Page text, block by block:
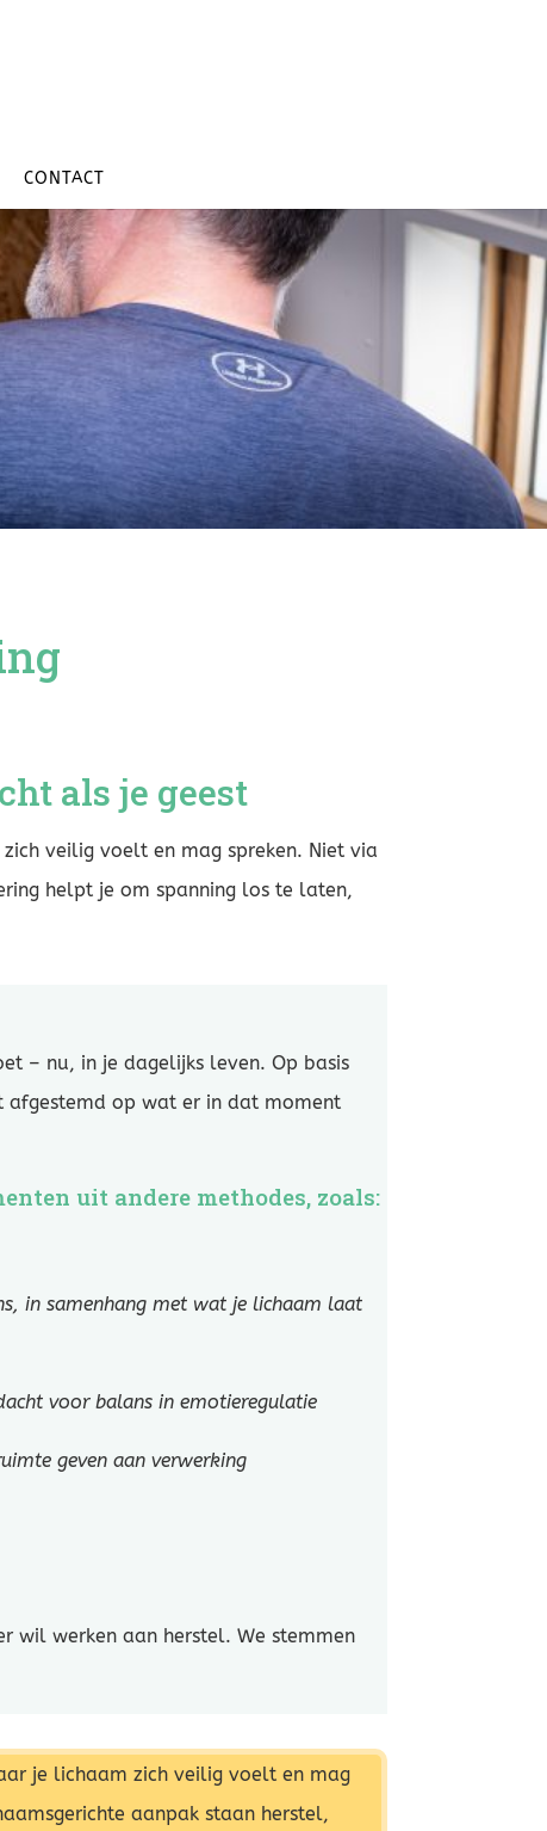
CONTACT
als je geest
veilig voelt en mag spreken. Niet via
helpt je om spanning los te laten,
– nu, in je dagelijks leven. Op basis
afgestemd op wat er in dat moment
uit andere methodes, zoals:
in samenhang met wat je lichaam laat
voor balans in emotieregulatie
geven aan verwerking
wil werken aan herstel. We stemmen
je lichaam zich veilig voelt en mag
aanpak staan herstel,